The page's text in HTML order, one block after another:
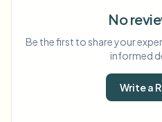
No
Be the first to share your
informed
Write a